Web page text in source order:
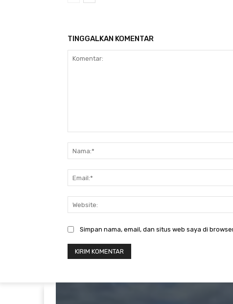
TINGGALKAN KOMENTAR
Simpan nama, email, dan situs web saya di